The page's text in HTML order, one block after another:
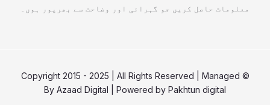
معلومات حاصل کریں جو گہرائی اور وضاحت سے بھرپور ہوں۔
© Copyright 2015 - 2025 | All Rights Reserved | Managed
By Azaad Digital | Powered by Pakhtun digital